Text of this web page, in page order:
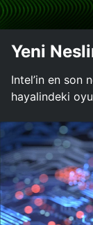
Yeni
Intel’in en son
hayalindeki